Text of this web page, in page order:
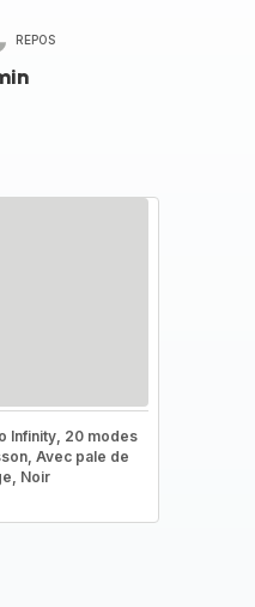
REPOS
Infinity, 20 modes
Avec pale de
Noir